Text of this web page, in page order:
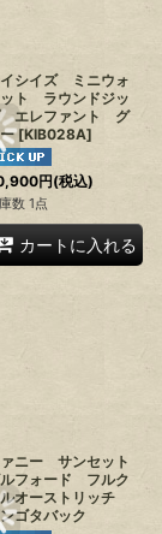
シイズ ミニウォ
ト ラウンドジッ
エレファント グ
[KIB028A]
円(税込)
数 1点
カートに入れる
ニー サンセット
ルフォード フルク
オーストリッチ
ゴタバック